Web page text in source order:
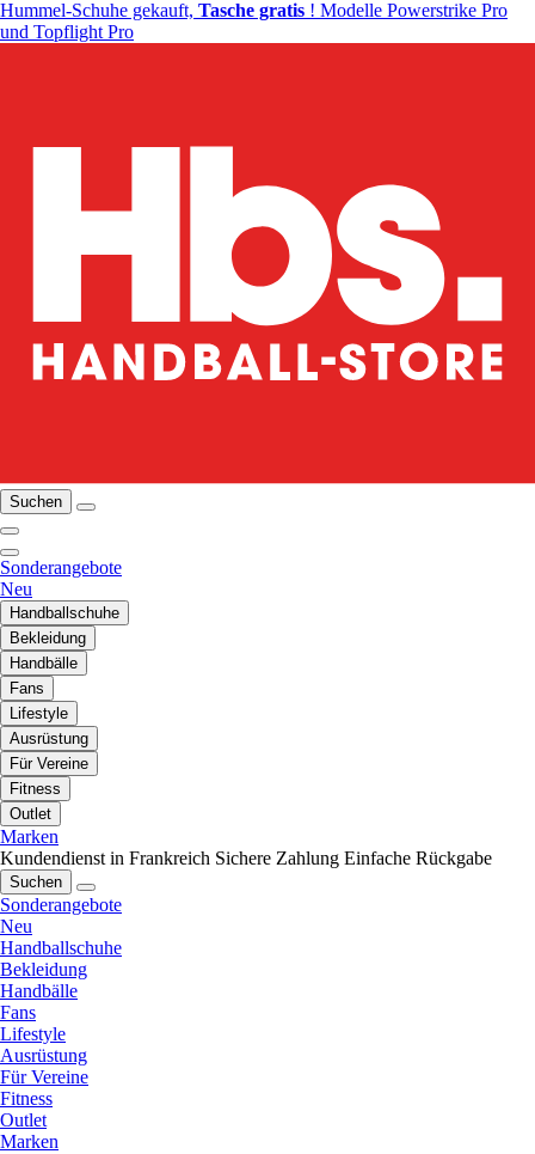
Hummel-Schuhe gekauft, Tasche gratis ! Modelle Powerstrike Pro
und Topflight Pro
Suchen
Sonderangebote
Neu
Handballschuhe
Bekleidung
Handbälle
Fans
Lifestyle
Ausrüstung
Für Vereine
Fitness
Outlet
Marken
Kundendienst in Frankreich Sichere Zahlung Einfache Rückgabe
Suchen
Sonderangebote
Neu
Handballschuhe
Bekleidung
Handbälle
Fans
Lifestyle
Ausrüstung
Für Vereine
Fitness
Outlet
Marken